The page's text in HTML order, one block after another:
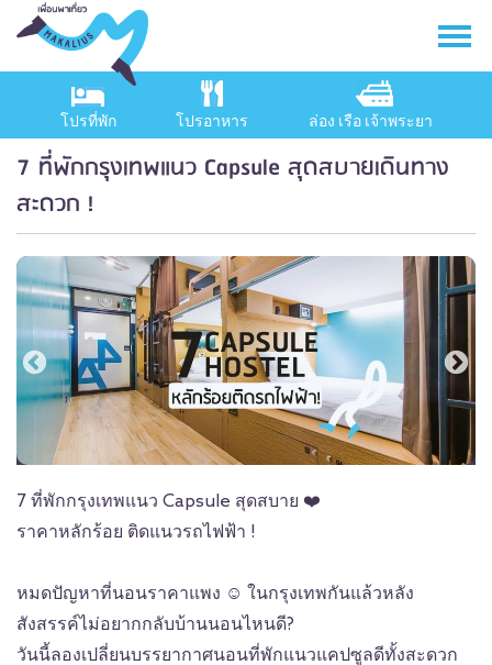
โปรที่พัก โปรอาหาร ล่อง เรือ เจ้าพระยา
7 ที่พักกรุงเทพแนว Capsule สุดสบายเดินทาง
สะดวก !
7 ที่พักกรุงเทพแนว Capsule สุดสบาย ❤️
ราคาหลักร้อย ติดแนวรถไฟฟ้า !
หมดปัญหาที่นอนราคาแพง ☺️ ในกรุงเทพกันแล้วหลัง
สังสรรค์ไม่อยากกลับบ้านนอนไหนดี?
วันนี้ลองเปลี่ยนบรรยากาศนอนที่พักแนวแคปซูลดีทั้งสะดวก